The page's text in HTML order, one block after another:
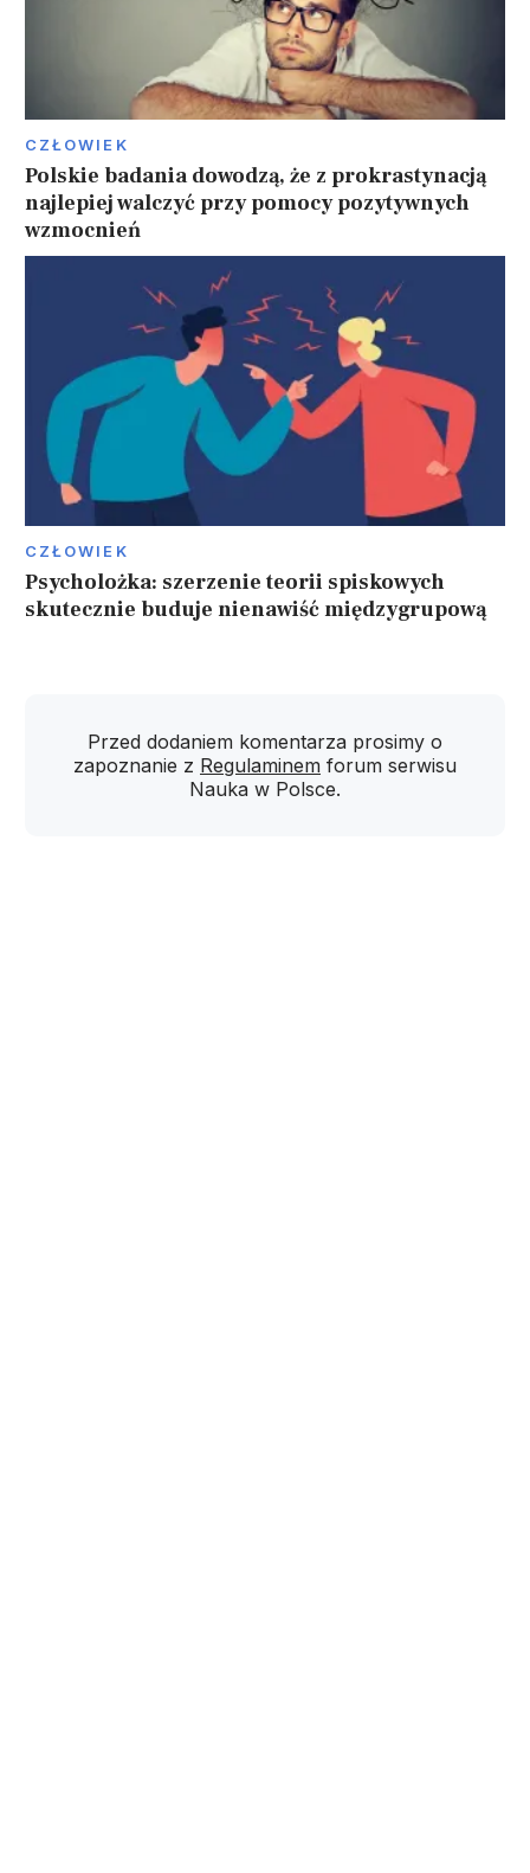
CZŁOWIEK
Polskie badania dowodzą, że z prokrastynacją
najlepiej walczyć przy pomocy pozytywnych
wzmocnień
CZŁOWIEK
Psycholożka: szerzenie teorii spiskowych
skutecznie buduje nienawiść międzygrupową
Przed dodaniem komentarza prosimy o
zapoznanie z Regulaminem forum serwisu
Nauka w Polsce.